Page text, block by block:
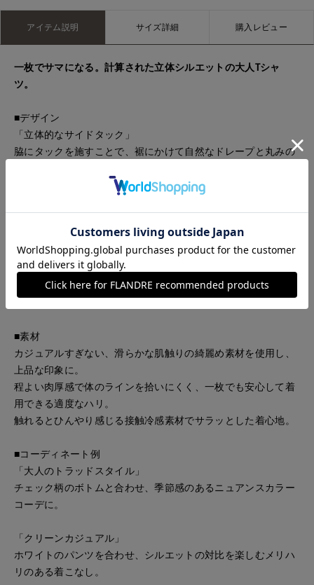
アイテム説明 サイズ詳細 購入レビュー
一枚でサマになる。計算された立体シルエットの大人Tシャ
ツ。
■デザイン
「立体的なサイドタック」
脇にタックを施すことで、裾にかけて自然なドレープと丸みの
クス感を演出。
「前後差のあるヘムライン」
ヒップをさりげなくカバーし、ボトムスを選ばずバランス良く
■素材
カジュアルすぎない、滑らかな肌触りの綺麗め素材を使用し、
上品な印象に。
程よい肉厚感で体のラインを拾いにくく、一枚でも安心して着
用できる適度なハリ。
触れるとひんやり感じる接触冷感素材でサラッとした着心地。
■コーディネート例
「大人のトラッドスタイル」
チェック柄のボトムと合わせ、季節感のあるニュアンスカラー
コーデに。
「クリーンカジュアル」
ホワイトのパンツを合わせ、シルエットの対比を楽しむメリハ
リのある着こなし。